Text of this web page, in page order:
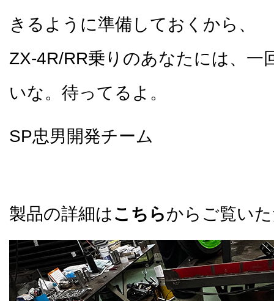
きるように準備しておくから、
ZX-4R/RR乗りのあなたには、一
いな。待ってるよ。
SP忠男開発チーム
製品の詳細はこちらからご覧い